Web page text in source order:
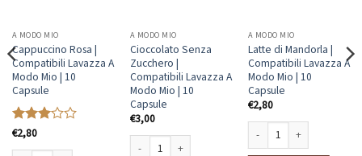
A MODO MIO
Cappuccino Rosa |
Compatibili Lavazza A
Modo Mio | 10
Capsule
Valutato
€2,80
A MODO MIO
Cioccolato Senza
Zucchero |
Compatibili Lavazza A
Modo Mio | 10
Capsule
€3,00
A MODO MIO
Latte di Mandorla |
Compatibili Lavazza A
Modo Mio | 10
Capsule
€2,80